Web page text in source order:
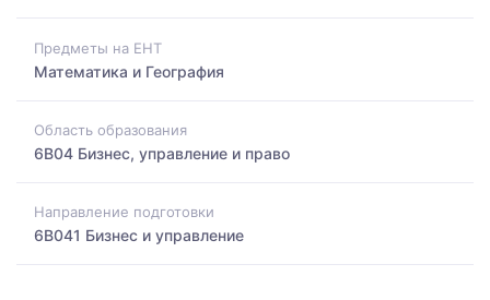
Предметы на ЕНТ
Математика и География
Область образования
6B04 Бизнес, управление и право
Направление подготовки
6B041 Бизнес и управление